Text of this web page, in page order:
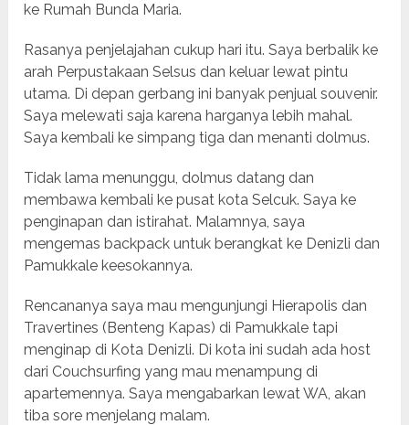
ke Rumah Bunda Maria.
Rasanya penjelajahan cukup hari itu. Saya berbalik ke
arah Perpustakaan Selsus dan keluar lewat pintu
utama. Di depan gerbang ini banyak penjual souvenir.
Saya melewati saja karena harganya lebih mahal.
Saya kembali ke simpang tiga dan menanti dolmus.
Tidak lama menunggu, dolmus datang dan
membawa kembali ke pusat kota Selcuk. Saya ke
penginapan dan istirahat. Malamnya, saya
mengemas backpack untuk berangkat ke Denizli dan
Pamukkale keesokannya.
Rencananya saya mau mengunjungi Hierapolis dan
Travertines (Benteng Kapas) di Pamukkale tapi
menginap di Kota Denizli. Di kota ini sudah ada host
dari Couchsurfing yang mau menampung di
apartemennya. Saya mengabarkan lewat WA, akan
tiba sore menjelang malam.